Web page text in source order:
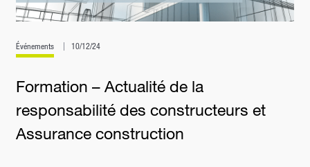
Événements 10/12/24
Formation – Actualité de la
responsabilité des constructeurs et
Assurance construction